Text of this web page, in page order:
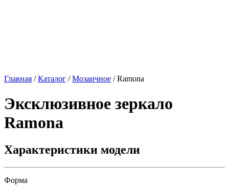
Главная /Каталог /Мозаичное /Ramona
Эксклюзивное зеркало
Ramona
Характеристики модели
Форма